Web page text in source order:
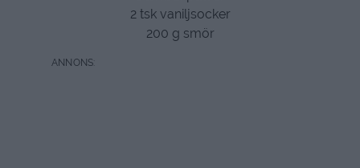
2 tsk vaniljsocker
200 g smör